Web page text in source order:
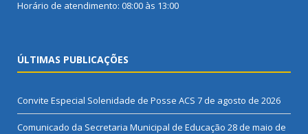
Horário de atendimento: 08:00 às 13:00
ÚLTIMAS PUBLICAÇÕES
Convite Especial Solenidade de Posse ACS 7 de agosto de 2026
Comunicado da Secretaria Municipal de Educação 28 de maio de